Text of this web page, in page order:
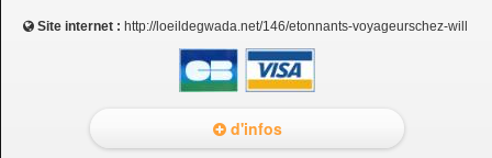
Site internet : http://loeildegwada.net/146/etonnants-voyageurschez-will
d'infos